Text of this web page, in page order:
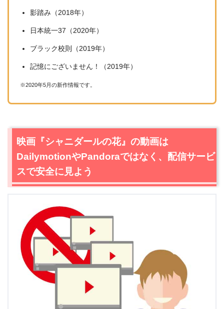
影踏み（2018年）
日本統一37（2020年）
ブラック校則（2019年）
記憶にございません！（2019年）
※2020年5月の新作情報です。
映画『シャニダールの花』の動画は
DailymotionやPandoraではなく、配信サービ
スで安全に見よう